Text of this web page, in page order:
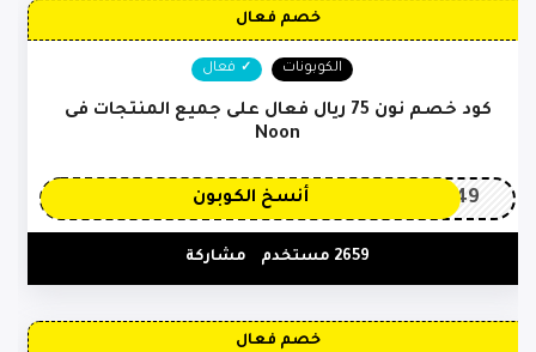
خصم فعال
الكوبونات فعال
كود خصم نون 75 ريال فعال على جميع المنتجات فى
Noon
OP149 أنسخ الكوبون
2659 مستخدم مشاركة
خصم فعال